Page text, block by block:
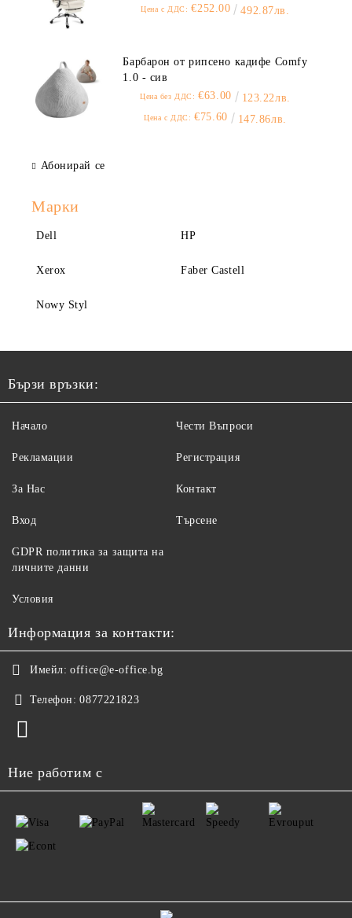
Цена с ДДС: €252.00 492.87лв.
Барбарон от рипсено кадифе Comfy
1.0 - сив
Цена без ДДС: €63.00 123.22лв.
Цена с ДДС: €75.60 147.86лв.
Абонирай се
Марки
Dell HP
Xerox Faber Castell
Nowy Styl
Бързи връзки:
Начало
Рекламации
За Нас
Вход
Чести Въпроси
Регистрация
Контакт
Търсене
GDPR политика за защита на
личните данни
Условия
Информация за контакти:
Имейл: office@e-office.bg
Телефон: 0877221823
Ние работим с